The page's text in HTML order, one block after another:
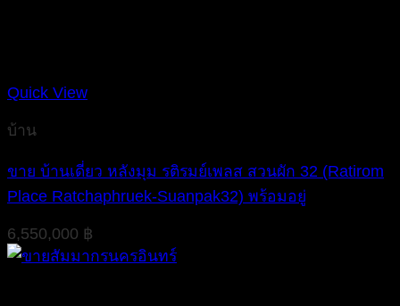
Quick View
บ้าน
ขาย บ้านเดี่ยว หลังมุม รติรมย์เพลส สวนผัก 32 (Ratirom
Place Ratchaphruek-Suanpak32) พร้อมอยู่
6,550,000 ฿